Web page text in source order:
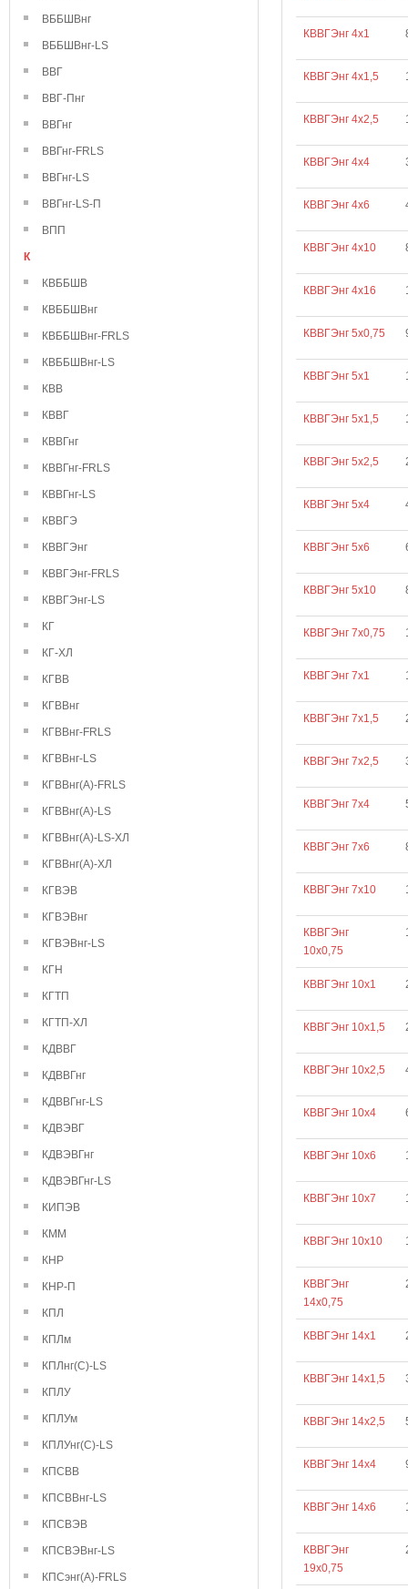
ВББШВнг
ВББШВнг-LS
ВВГ
ВВГ-Пнг
ВВГнг
ВВГнг-FRLS
ВВГнг-LS
ВВГнг-LS-П
ВПП
К
КВББШВ
КВББШВнг
КВББШВнг-FRLS
КВББШВнг-LS
КВВ
КВВГ
КВВГнг
КВВГнг-FRLS
КВВГнг-LS
КВВГЭ
КВВГЭнг
КВВГЭнг-FRLS
КВВГЭнг-LS
КГ
КГ-ХЛ
КГВВ
КГВВнг
КГВВнг-FRLS
КГВВнг-LS
КГВВнг(А)-FRLS
КГВВнг(А)-LS
КГВВнг(А)-LS-ХЛ
КГВВнг(А)-ХЛ
КГВЭВ
КГВЭВнг
КГВЭВнг-LS
КГН
КГТП
КГТП-ХЛ
КДВВГ
КДВВГнг
КДВВГнг-LS
КДВЭВГ
КДВЭВГнг
КДВЭВГнг-LS
КИПЭВ
КММ
КНР
КНР-П
КПЛ
КПЛм
КПЛнг(С)-LS
КПЛУ
КПЛУм
КПЛУнг(С)-LS
КПСВВ
КПСВВнг-LS
КПСВЭВ
КПСВЭВнг-LS
КПСэнг(А)-FRLS
КВВГЭнг 4х1
КВВГЭнг 4х1,5
КВВГЭнг 4х2,5
КВВГЭнг 4х4
КВВГЭнг 4х6
КВВГЭнг 4х10
КВВГЭнг 4х16
КВВГЭнг 5х0,75
КВВГЭнг 5х1
КВВГЭнг 5х1,5
КВВГЭнг 5х2,5
КВВГЭнг 5х4
КВВГЭнг 5х6
КВВГЭнг 5х10
КВВГЭнг 7х0,75
КВВГЭнг 7х1
КВВГЭнг 7х1,5
КВВГЭнг 7х2,5
КВВГЭнг 7х4
КВВГЭнг 7х6
КВВГЭнг 7х10
КВВГЭнг
10х0,75
КВВГЭнг 10х1
КВВГЭнг 10х1,5
КВВГЭнг 10х2,5
КВВГЭнг 10х4
КВВГЭнг 10х6
КВВГЭнг 10х7
КВВГЭнг 10х10
КВВГЭнг
14х0,75
КВВГЭнг 14х1
КВВГЭнг 14х1,5
КВВГЭнг 14х2,5
КВВГЭнг 14х4
КВВГЭнг 14х6
КВВГЭнг
19х0,75